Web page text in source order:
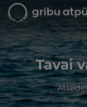
Tavai